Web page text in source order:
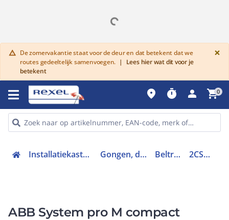
warning De zomervakantie staat voor de deur en dat betekent dat we
routes gedeeltelijk samenvoegen. |
Lees hier wat dit voor je
betekent
×
place timer person shopping_cart0
Installatiekasten en verdeelinrichtingen Gongen, deurbellen en trafo's Beltransformator 2CSM228745R0802
ABB System pro M compact